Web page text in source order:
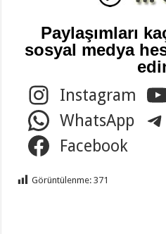
Paylaşımları
sosyal medya
Instagram
WhatsApp
Facebook
Görüntülenme: 371